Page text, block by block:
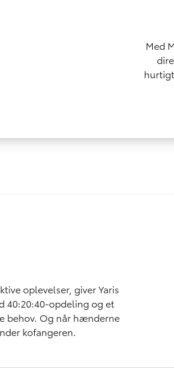
Med
oplevelser, giver Yaris
40:20:40-opdeling og et
behov. Og når hænderne
kofangeren.